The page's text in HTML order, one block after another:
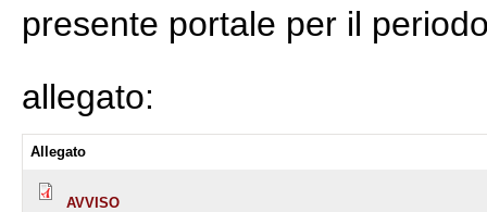
presente portale per il
allegato:
Allegato
AVVISO